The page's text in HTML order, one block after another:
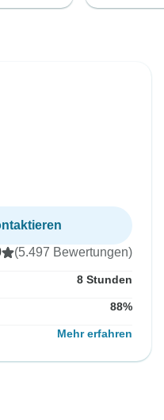
(5.497 Bewertungen)
8 Stunden
88%
Mehr erfahren